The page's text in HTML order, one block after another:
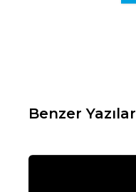
Benzer Yazılar